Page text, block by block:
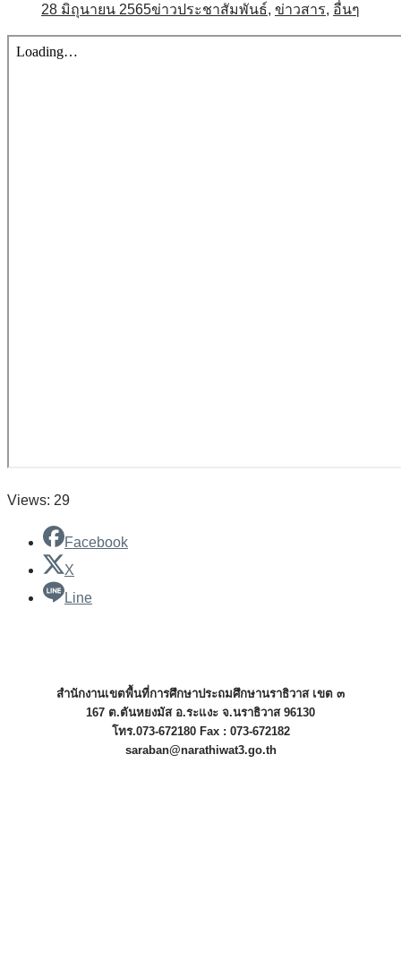
28 มิถุนายน 2565ข่าวประชาสัมพันธ์, ข่าวสาร, อื่นๆ
Views: 29
Facebook
X
Line
สำนักงานเขตพื้นที่การศึกษาประถมศึกษานราธิวาส เขต ๓
167 ต.ตันหยงมัส อ.ระแงะ จ.นราธิวาส 96130
โทร.073-672180 Fax : 073-672182
saraban@narathiwat3.go.th